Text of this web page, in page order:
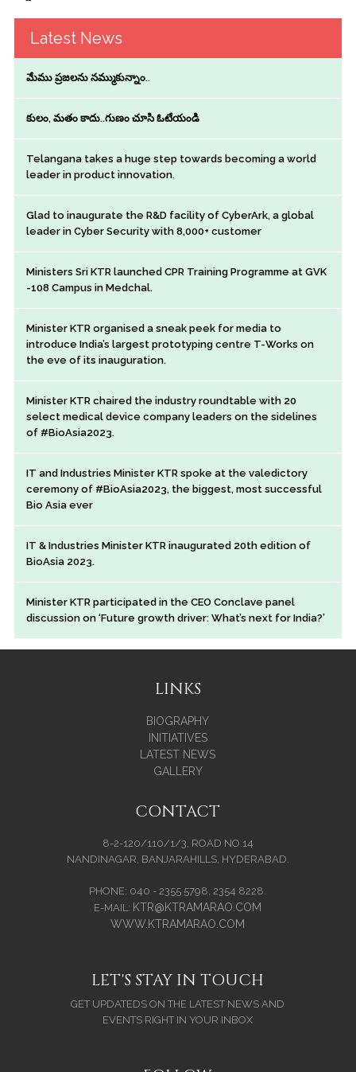
Latest News
మేము ప్రజలను నమ్ముకున్నాం..
కులం, మతం కాదు..గుణం చూసి ఓటేయండి
Telangana takes a huge step towards becoming a world
leader in product innovation.
Glad to inaugurate the R&D facility of CyberArk, a global
leader in Cyber Security with 8,000+ customer
Ministers Sri KTR launched CPR Training Programme at GVK
-108 Campus in Medchal.
Minister KTR organised a sneak peek for media to
introduce India’s largest prototyping centre T-Works on
the eve of its inauguration.
Minister KTR chaired the industry roundtable with 20
select medical device company leaders on the sidelines
of #BioAsia2023.
IT and Industries Minister KTR spoke at the valedictory
ceremony of #BioAsia2023, the biggest, most successful
Bio Asia ever
IT & Industries Minister KTR inaugurated 20th edition of
BioAsia 2023.
Minister KTR participated in the CEO Conclave panel
discussion on ‘Future growth driver: What’s next for India?’
LINKS
BIOGRAPHY
INITIATIVES
LATEST NEWS
GALLERY
CONTACT
8-2-120/110/1/3, ROAD NO.14
NANDINAGAR, BANJARAHILLS, HYDERABAD.
PHONE: 040 - 2355 5798, 2354 8228.
E-MAIL: KTR@KTRAMARAO.COM
WWW.KTRAMARAO.COM
LET'S STAY IN TOUCH
GET UPDATEDS ON THE LATEST NEWS AND
EVENTS RIGHT IN YOUR INBOX